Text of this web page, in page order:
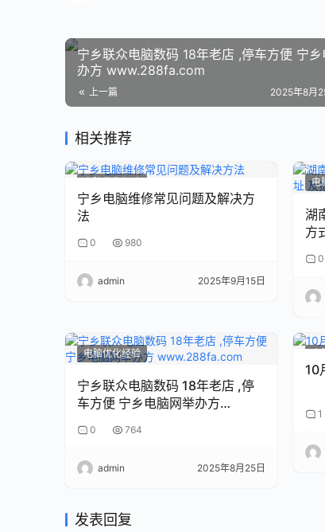
宁乡联众电脑数码 18年老店 ,停车方便 宁乡电脑网举
办方 www.288fa.com
上一篇 2025年8月
相关推荐
宁乡电脑维修常见问题及解决方
法
0 980
admin 2025年9月15日
电
湖
0
电脑优化经验
宁乡联众电脑数码 18年老店 ,停
车方便 宁乡电脑网举办方
0 764
admin 2025年8月25日
10
1
发表回复